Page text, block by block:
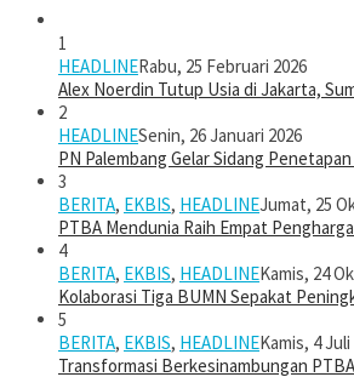
1
HEADLINERabu, 25 Februari 2026
Alex Noerdin Tutup Usia di Jakarta,
2
HEADLINESenin, 26 Januari 2026
PN Palembang Gelar Sidang
3
BERITA, EKBIS, HEADLINEJumat, 25
PTBA Mendunia Raih Empat
4
BERITA, EKBIS, HEADLINEKamis, 24
Kolaborasi Tiga BUMN Sepakat
5
BERITA, EKBIS, HEADLINEKamis, 4 Juli
Transformasi Berkesinambungan